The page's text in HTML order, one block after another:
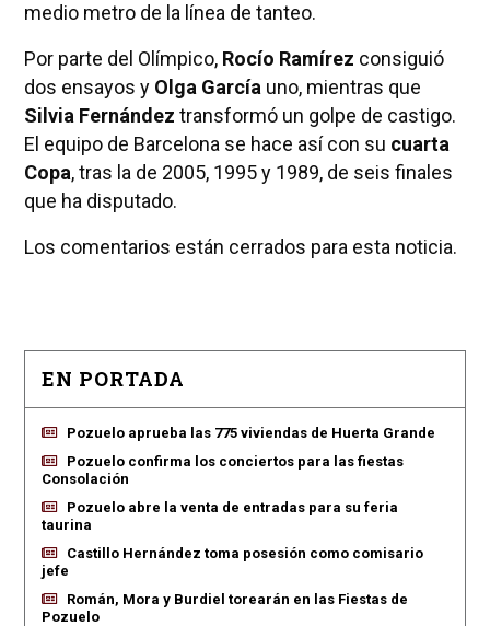
medio metro de la línea de tanteo.
Por parte del Olímpico, Rocío Ramírez consiguió
dos ensayos y Olga García uno, mientras que
Silvia Fernández transformó un golpe de castigo.
El equipo de Barcelona se hace así con su cuarta
Copa, tras la de 2005, 1995 y 1989, de seis finales
que ha disputado.
Los comentarios están cerrados para esta noticia.
EN PORTADA
Pozuelo aprueba las 775 viviendas de Huerta Grande
Pozuelo confirma los conciertos para las fiestas
Consolación
Pozuelo abre la venta de entradas para su feria
taurina
Castillo Hernández toma posesión como comisario
jefe
Román, Mora y Burdiel torearán en las Fiestas de
Pozuelo